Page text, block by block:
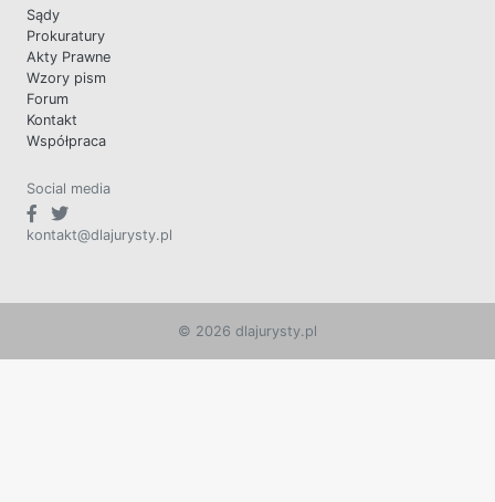
Sądy
Prokuratury
Akty Prawne
Wzory pism
Forum
Kontakt
Współpraca
Social media
kontakt@dlajurysty.pl
© 2026 dlajurysty.pl